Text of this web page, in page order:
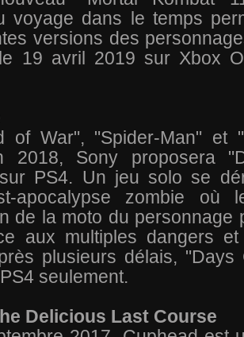
voyage dans le temps
versions des
19 avril 2019 sur Xbox
of War", "Spider-Man" et
2018, Sony proposera
PS4. Un jeu solo se
apocalypse zombie où
de la moto du personnage
aux multiples dangers
plusieurs délais,
seulement.
Delicious Last Course